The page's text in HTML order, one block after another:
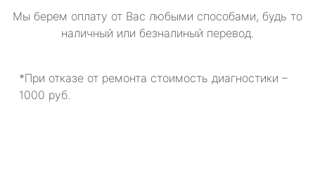
Мы берем оплату от Вас любыми способами, будь то
наличный или безналиный перевод.
*При отказе от ремонта стоимость диагностики –
1000 руб.